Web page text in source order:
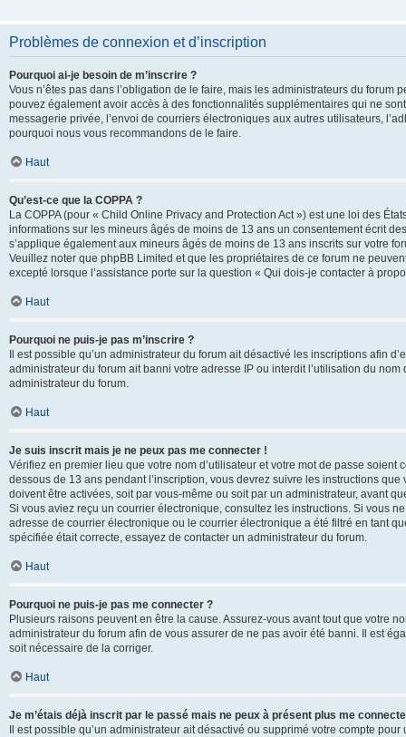
Problèmes de connexion et d’inscription
Pourquoi ai-je besoin de m’inscrire ?
Vous n’êtes pas dans l’obligation de le faire, mais les administrateurs du
pouvez également avoir accès à des fonctionnalités supplémentaires qui ne
messagerie privée, l’envoi de courriers électroniques aux autres utilisateurs,
pourquoi nous vous recommandons de le faire.
Haut
Qu’est-ce que la COPPA ?
La COPPA (pour « Child Online Privacy and Protection Act ») est une loi des
informations sur les mineurs âgés de moins de 13 ans un consentement écrit
s’applique également aux mineurs âgés de moins de 13 ans inscrits sur votre
Veuillez noter que phpBB Limited et que les propriétaires de ce forum ne
excepté lorsque l’assistance porte sur la question « Qui dois-je contacter à
Haut
Pourquoi ne puis-je pas m’inscrire ?
Il est possible qu’un administrateur du forum ait désactivé les inscriptions afin
administrateur du forum ait banni votre adresse IP ou interdit l’utilisation du
administrateur du forum.
Haut
Je suis inscrit mais je ne peux pas me connecter !
Vérifiez en premier lieu que votre nom d’utilisateur et votre mot de passe
dessous de 13 ans pendant l’inscription, vous devrez suivre les instructions
doivent être activées, soit par vous-même ou soit par un administrateur, avant
Si vous aviez reçu un courrier électronique, consultez les instructions. Si vous
adresse de courrier électronique ou le courrier électronique a été filtré en tant
spécifiée était correcte, essayez de contacter un administrateur du forum.
Haut
Pourquoi ne puis-je pas me connecter ?
Plusieurs raisons peuvent en être la cause. Assurez-vous avant tout que votre
administrateur du forum afin de vous assurer de ne pas avoir été banni. Il est
soit nécessaire de la corriger.
Haut
Je m’étais déjà inscrit par le passé mais ne peux à présent plus me
Il est possible qu’un administrateur ait désactivé ou supprimé votre compte